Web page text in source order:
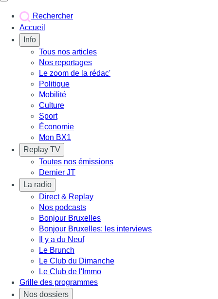
Rechercher
Accueil
Info
Tous nos articles
Nos reportages
Le zoom de la rédac'
Politique
Mobilité
Culture
Sport
Économie
Mon BX1
Replay TV
Toutes nos émissions
Dernier JT
La radio
Direct & Replay
Nos podcasts
Bonjour Bruxelles
Bonjour Bruxelles: les interviews
Il y a du Neuf
Le Brunch
Le Club du Dimanche
Le Club de l'Immo
Grille des programmes
Nos dossiers